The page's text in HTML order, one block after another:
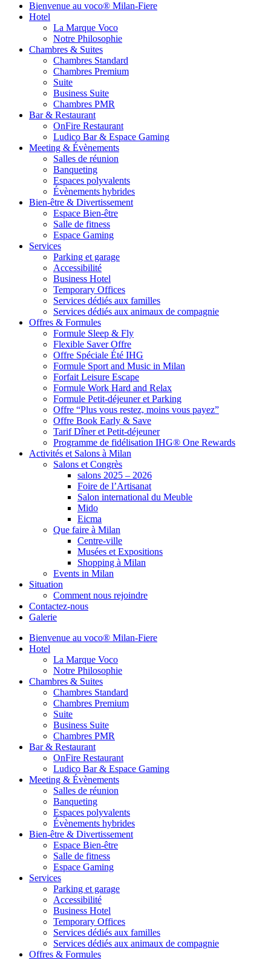
Bienvenue au voco® Milan-Fiere
Hotel
La Marque Voco
Notre Philosophie
Chambres & Suites
Chambres Standard
Chambres Premium
Suite
Business Suite
Chambres PMR
Bar & Restaurant
OnFire Restaurant
Ludico Bar & Espace Gaming
Meeting & Évènements
Salles de réunion
Banqueting
Espaces polyvalents
Évènements hybrides
Bien-être & Divertissement
Espace Bien-être
Salle de fitness
Espace Gaming
Services
Parking et garage
Accessibilité
Business Hotel
Temporary Offices
Services dédiés aux familles
Services dédiés aux animaux de compagnie
Offres & Formules
Formule Sleep & Fly
Flexible Saver Offre
Offre Spéciale Été IHG
Formule Sport and Music in Milan
Forfait Leisure Escape
Formule Work Hard and Relax
Formule Petit-déjeuner et Parking
Offre “Plus vous restez, moins vous payez”
Offre Book Early & Save
Tarif Dîner et Petit-déjeuner
Programme de fidélisation IHG® One Rewards
Activités et Salons à Milan
Salons et Congrès
salons 2025 – 2026
Foire de l’Artisanat
Salon international du Meuble
Mido
Eicma
Que faire à Milan
Centre-ville
Musées et Expositions
Shopping à Milan
Events in Milan
Situation
Comment nous rejoindre
Contactez-nous
Galerie
Bienvenue au voco® Milan-Fiere
Hotel
La Marque Voco
Notre Philosophie
Chambres & Suites
Chambres Standard
Chambres Premium
Suite
Business Suite
Chambres PMR
Bar & Restaurant
OnFire Restaurant
Ludico Bar & Espace Gaming
Meeting & Évènements
Salles de réunion
Banqueting
Espaces polyvalents
Évènements hybrides
Bien-être & Divertissement
Espace Bien-être
Salle de fitness
Espace Gaming
Services
Parking et garage
Accessibilité
Business Hotel
Temporary Offices
Services dédiés aux familles
Services dédiés aux animaux de compagnie
Offres & Formules